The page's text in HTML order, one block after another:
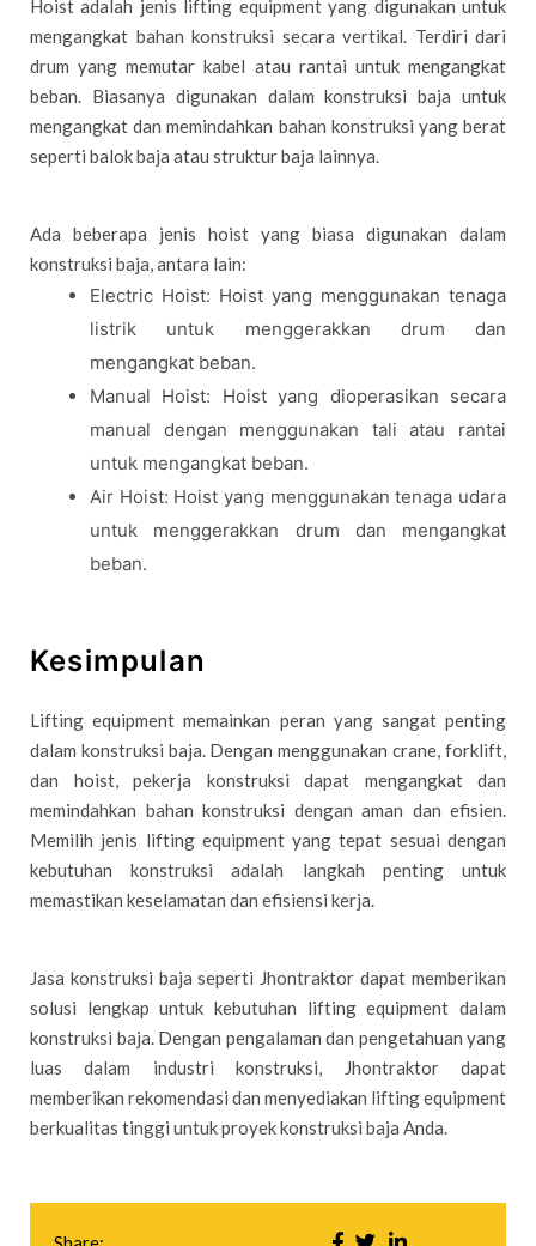
Hoist adalah jenis lifting equipment yang digunakan untuk
mengangkat bahan konstruksi secara vertikal. Terdiri dari
drum yang memutar kabel atau rantai untuk mengangkat
beban. Biasanya digunakan dalam konstruksi baja untuk
mengangkat dan memindahkan bahan konstruksi yang berat
seperti balok baja atau struktur baja lainnya.
Ada beberapa jenis hoist yang biasa digunakan dalam
konstruksi baja, antara lain:
Electric Hoist: Hoist yang menggunakan tenaga
listrik untuk menggerakkan drum dan
mengangkat beban.
Manual Hoist: Hoist yang dioperasikan secara
manual dengan menggunakan tali atau rantai
untuk mengangkat beban.
Air Hoist: Hoist yang menggunakan tenaga udara
untuk menggerakkan drum dan mengangkat
beban.
Kesimpulan
Lifting equipment memainkan peran yang sangat penting
dalam konstruksi baja. Dengan menggunakan crane, forklift,
dan hoist, pekerja konstruksi dapat mengangkat dan
memindahkan bahan konstruksi dengan aman dan efisien.
Memilih jenis lifting equipment yang tepat sesuai dengan
kebutuhan konstruksi adalah langkah penting untuk
memastikan keselamatan dan efisiensi kerja.
Jasa konstruksi baja seperti Jhontraktor dapat memberikan
solusi lengkap untuk kebutuhan lifting equipment dalam
konstruksi baja. Dengan pengalaman dan pengetahuan yang
luas dalam industri konstruksi, Jhontraktor dapat
memberikan rekomendasi dan menyediakan lifting equipment
berkualitas tinggi untuk proyek konstruksi baja Anda.